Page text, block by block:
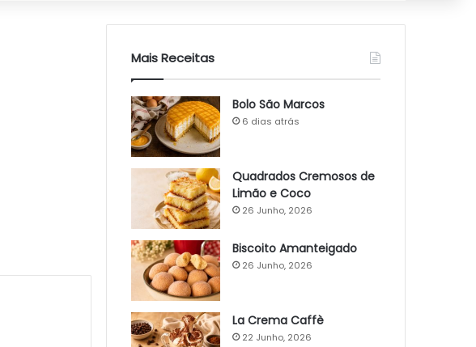
Mais Receitas
Bolo São Marcos
6 dias atrás
Quadrados Cremosos de
Limão e Coco
26 Junho, 2026
Biscoito Amanteigado
26 Junho, 2026
La Crema Caffè
22 Junho, 2026